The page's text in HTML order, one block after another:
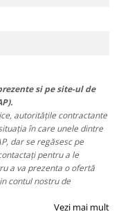
si pe site-ul de
autoritățile contractante
în care unele dintre
dar se regăsesc pe
pentru a le
a va prezenta o ofertă
contul nostru de
Vezi mai mult